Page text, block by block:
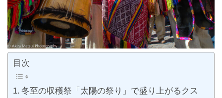
目次
冬至の収穫祭「太陽の祭り」で盛り上がるクス